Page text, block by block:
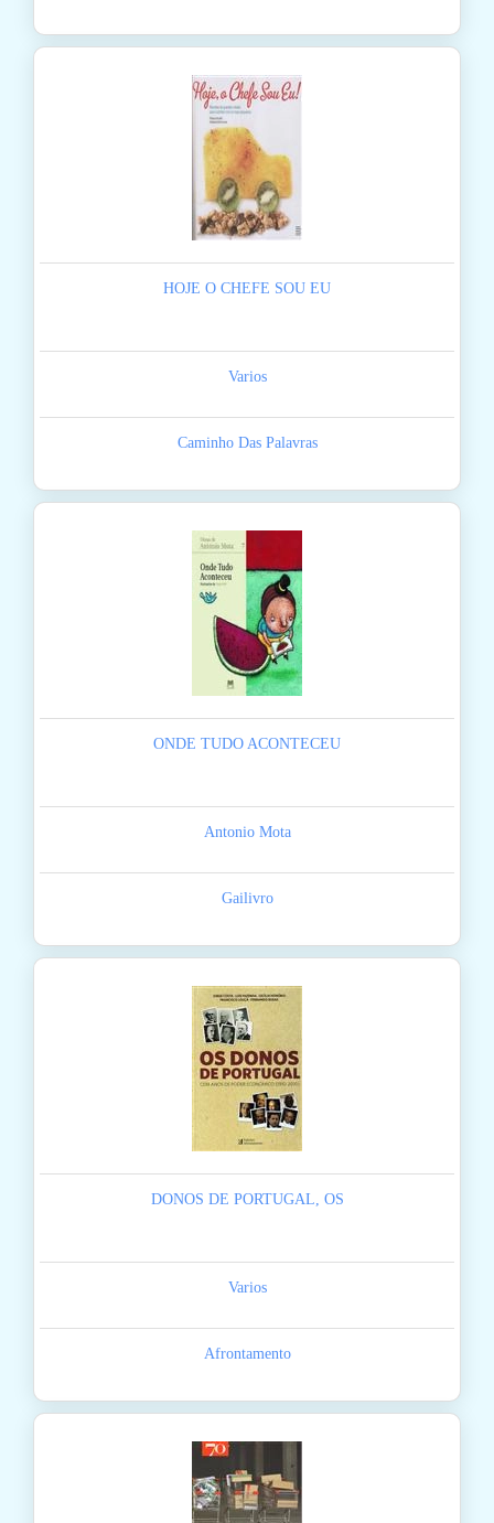
HOJE O CHEFE SOU EU
Varios
Caminho Das Palavras
ONDE TUDO ACONTECEU
Antonio Mota
Gailivro
DONOS DE PORTUGAL, OS
Varios
Afrontamento